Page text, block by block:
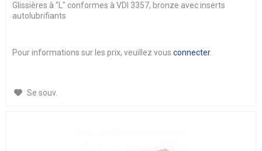
Glissières à "L" conformes à VDI 3357, bronze avec inserts
autolubrifiants
Pour informations sur les prix, veuillez vousconnecter.
Se souv.